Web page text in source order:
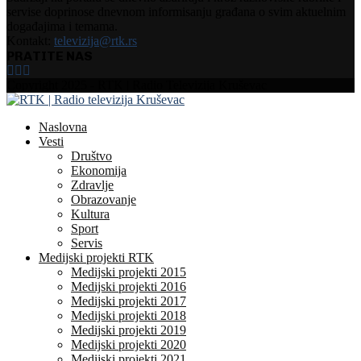
televizija@rtk.rs
Facebook
Instagram
Naslovna
Vesti
Društvo
Ekonomija
Zdravlje
Obrazovanje
Kultura
Sport
Servis
Medijski projekti RTK
Medijski projekti 2015
Medijski projekti 2016
Medijski projekti 2017
Medijski projekti 2018
Medijski projekti 2019
Medijski projekti 2020